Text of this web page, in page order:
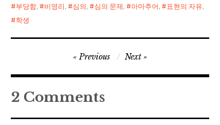
부당함, 비영리, 심의, 심의 문제, 아마추어, 표현의 자유,
학생
탐
색
Previous Next
2 Comments